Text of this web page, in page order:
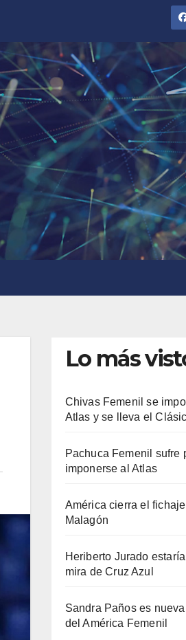
Lo más
Chivas Femenil se
Atlas y se lleva el
Pachuca Femenil sufre
imponerse al Atlas
América cierra el
Malagón
Heriberto Jurado
mira de Cruz Azul
Sandra Paños es
del América Femenil